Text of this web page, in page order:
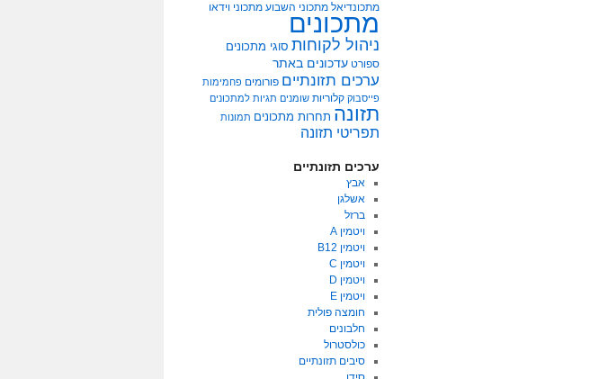
מתכונדיאל מתכוני השבוע מתכוני וידאו
מתכונים
ניהול לקוחות סוגי מתכונים
ספורט עדכונים באתר
ערכים תזונתיים פורומים פחמימות
פייסבוק קלוריות שומנים תגיות למתכונים
תזונה תחרות מתכונים תמונות
תפריטי תזונה
ערכים תזונתיים
אבץ
אשלגן
ברזל
ויטמין A
ויטמין B12
ויטמין C
ויטמין D
ויטמין E
חומצה פולית
חלבונים
כולסטרול
סיבים תזונתיים